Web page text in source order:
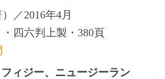
／2016年4月
四六判上製・380頁
ィジー、ニュージーラン